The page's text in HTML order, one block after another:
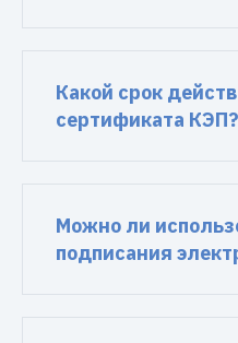
Какой срок
сертификата КЭП?
Можно ли
подписания